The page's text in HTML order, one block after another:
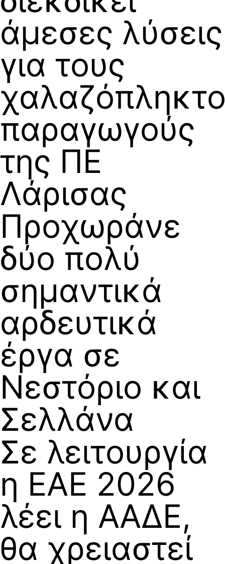
άμεσες λύσεις
για τους
παραγωγούς
της ΠΕ
Λάρισας
Προχωράνε
δύο πολύ
σημαντικά
αρδευτικά
έργα σε
Νεστόριο και
Σελλάνα
Σε λειτουργία
η ΕΑΕ 2026
λέει η ΑΑΔΕ,
θα χρειαστεί